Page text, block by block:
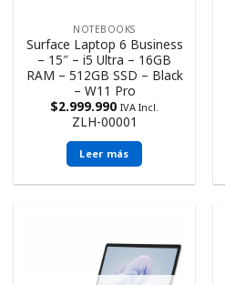
NOTEBOOKS
Surface Laptop 6 Business
– 15″ – i5 Ultra – 16GB
RAM – 512GB SSD – Black
– W11 Pro
$2.999.990 IVA Incl.
ZLH-00001
Leer más